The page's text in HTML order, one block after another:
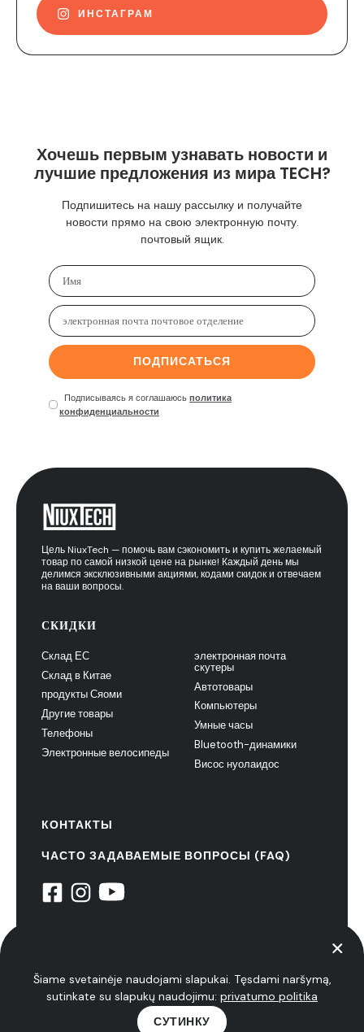
ИНСТАГРАМ
Хочешь первым узнавать новости и
лучшие предложения из мира TECH?
Подпишитесь на нашу рассылку и получайте
новости прямо на свою электронную почту.
почтовый ящик.
ПОДПИСАТЬСЯ
Подписываясь я соглашаюсь политика
конфиденциальности
Цель NiuxTech — помочь вам сэкономить и купить желаемый
товар по самой низкой цене на рынке! Каждый день мы
делимся эксклюзивными акциями, кодами скидок и отвечаем
на ваши вопросы.
СКИДКИ
Склад ЕС
Склад в Китае
продукты Сяоми
Другие товары
Телефоны
Электронные велосипеды
электронная почта
скутеры
Автотовары
Компьютеры
Умные часы
Bluetooth-динамики
Висос нуолаидос
КОНТАКТЫ
ЧАСТО ЗАДАВАЕМЫЕ ВОПРОСЫ (FAQ)
Šiame svetainėje naudojami slapukai. Tęsdami naršymą,
sutinkate su slapukų naudojimu: privatumo politika
СУТИНКУ